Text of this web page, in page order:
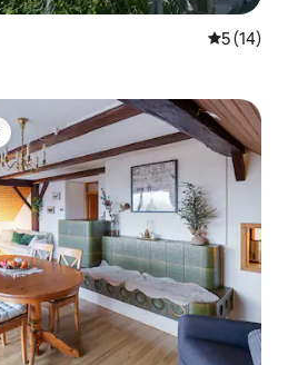
5 de uma
5 (14)